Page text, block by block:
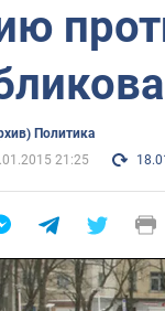
Политика
21:25